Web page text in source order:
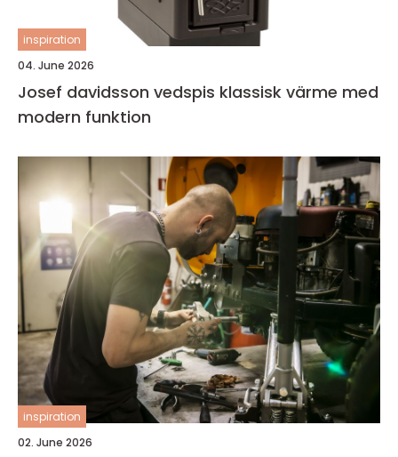
inspiration
04. June 2026
Josef davidsson vedspis klassisk värme med
modern funktion
inspiration
02. June 2026